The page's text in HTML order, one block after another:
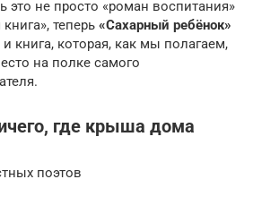
это не просто «роман воспитания»
теперь «Сахарный ребёнок»
книга, которая, как мы полагаем,
на полке самого
где крыша дома
поэтов